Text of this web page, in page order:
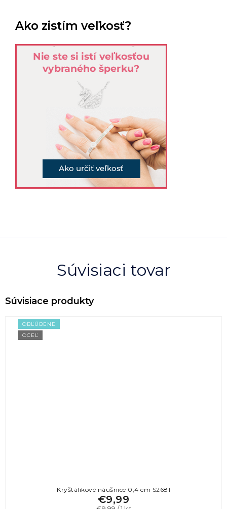
Súvisiaci tovar
OBĽÚBENÉ
OCEĽ
Kryštálikové náušnice 0,4 cm S2681
€9,99
Ako zistím veľkosť?